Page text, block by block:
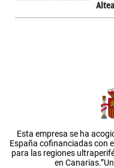
Esta empresa se ha
España cofinanciadas con
para las regiones
en